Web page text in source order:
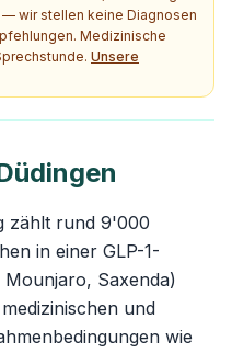
wir stellen keine Diagnosen
Medizinische
Unsere
zählt rund 9'000
in einer GLP-1-
Saxenda)
und
wie